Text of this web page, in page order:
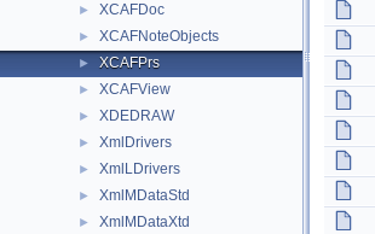
► XCAFDoc
► XCAFNoteObjects
► XCAFPrs
► XCAFView
► XDEDRAW
► XmlDrivers
► XmlLDrivers
► XmlMDataStd
► XmlMDataXtd